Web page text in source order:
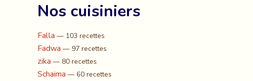
Nos cuisiniers
Falla — 103 recettes
Fadwa — 97 recettes
zika — 80 recettes
Schaima — 60 recettes